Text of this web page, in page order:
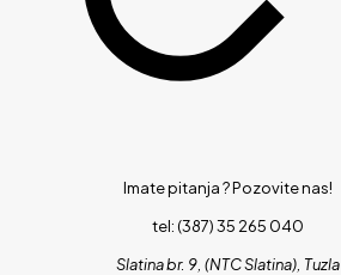
Imate pitanja ?Pozovite nas!
tel: (387) 35 265 040
Slatina br. 9, (NTC Slatina), Tuzla